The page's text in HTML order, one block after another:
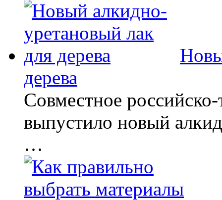
дерева
Совместное
выпустило новый
…